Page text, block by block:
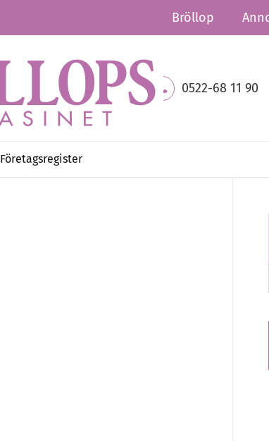
Bröllop
0522-68 11 90
Företagsregister